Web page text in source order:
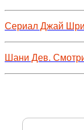
Сериал Джай
Шани Дев.